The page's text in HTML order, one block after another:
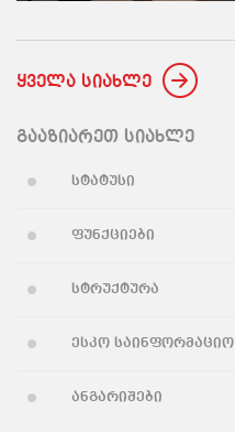
ყველა სიახლე
გააზიარეთ სიახლე
სტატუსი
ფუნქციები
სტრუქტურა
ესკო საინფორმაციო
ანგარიშები